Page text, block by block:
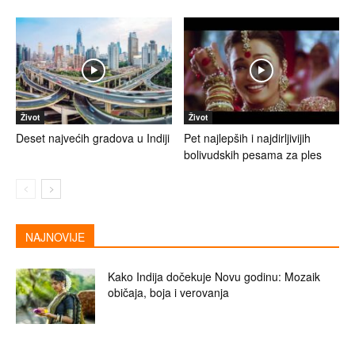
Život
Deset najvećih gradova u Indiji
Život
Pet najlepših i najdirljivijih
bolivudskih pesama za ples
NAJNOVIJE
Kako Indija dočekuje Novu godinu: Mozaik
običaja, boja i verovanja